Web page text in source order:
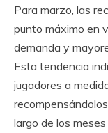
Para marzo, las
punto máximo en
demanda y
Esta tendencia
jugadores a
largo de los meses